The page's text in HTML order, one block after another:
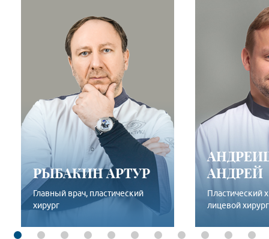
РЫБАКИН АРТУР
Главный врач, пластический
хирург
АНДРЕЙ
Пластический
лицевой хирург